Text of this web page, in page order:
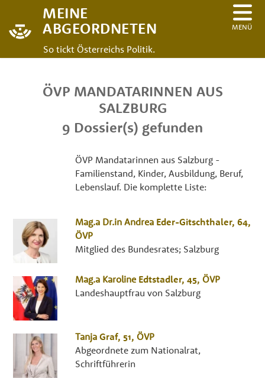
MEINE
ABGEORDNETEN
So tickt Österreichs Politik.
MENÜ
ÖVP MANDATARINNEN AUS
SALZBURG
9 Dossier(s) gefunden
ÖVP Mandatarinnen aus Salzburg -
Familienstand, Kinder, Ausbildung, Beruf,
Lebenslauf. Die komplette Liste:
Mag.a Dr.in Andrea Eder-Gitschthaler, 64,
ÖVP
Mitglied des Bundesrates; Salzburg
Mag.a Karoline Edtstadler, 45, ÖVP
Landeshauptfrau von Salzburg
Tanja Graf, 51, ÖVP
Abgeordnete zum Nationalrat,
Schriftführerin